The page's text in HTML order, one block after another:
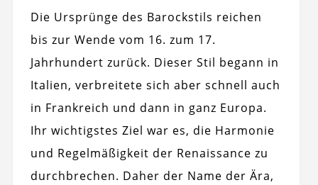
Die Ursprünge des Barockstils reichen
bis zur Wende vom 16. zum 17.
Jahrhundert zurück. Dieser Stil begann in
Italien, verbreitete sich aber schnell auch
in Frankreich und dann in ganz Europa.
Ihr wichtigstes Ziel war es, die Harmonie
und Regelmäßigkeit der Renaissance zu
durchbrechen. Daher der Name der Ära,